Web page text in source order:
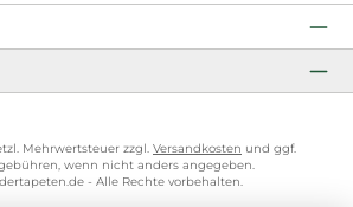
Mehrwertsteuer zzgl. Versandkosten und ggf.
wenn nicht anders angegeben.
- Alle Rechte vorbehalten.